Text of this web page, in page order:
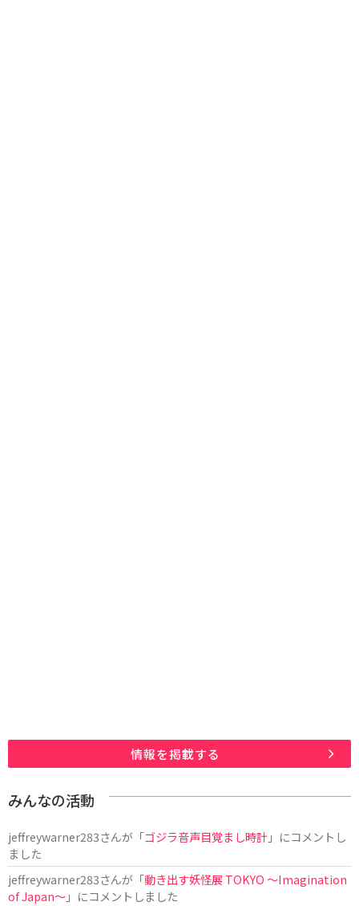
情報を掲載する
みんなの活動
jeffreywarner283さんが「ゴジラ音声目覚まし時計」にコメントし
ました
jeffreywarner283さんが「動き出す妖怪展 TOKYO 〜Imagination
of Japan〜」にコメントしました